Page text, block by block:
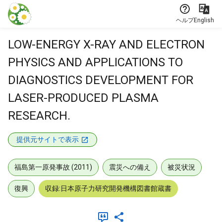
本文に飛ぶ
ヘルプEnglish
LOW-ENERGY X-RAY AND ELECTRON
PHYSICS AND APPLICATIONS TO
DIAGNOSTICS DEVELOPMENT FOR
LASER-PRODUCED PLASMA
RESEARCH.
提供元サイトで表示
福島第一原発事故 (2011) 震災への備え 被災状況
復興 収録:日本原子力研究開発機構図書館蔵書